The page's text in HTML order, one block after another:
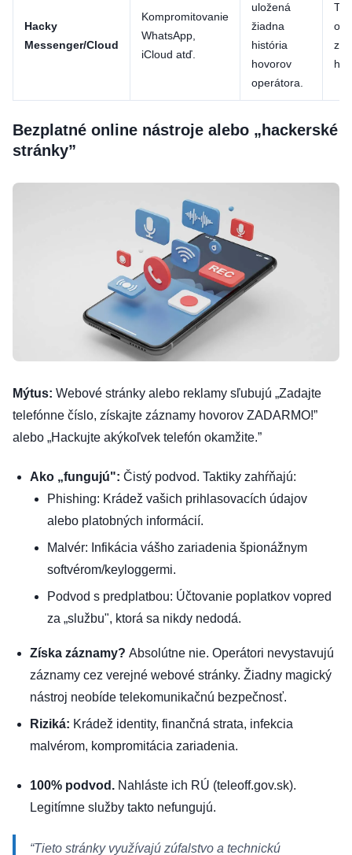
Hacky
Messenger/Cloud
Kompromitovanie
WhatsApp,
iCloud atď.
uložená
žiadna
história
hovorov
operátora.
z
Bezplatné online nástroje alebo „hackerské
stránky”
Mýtus: Webové stránky alebo reklamy sľubujú „Zadajte
telefónne číslo, získajte záznamy hovorov ZADARMO!”
alebo „Hackujte akýkoľvek telefón okamžite.”
Ako „fungujú": Čistý podvod. Taktiky zahŕňajú:
Phishing: Krádež vašich prihlasovacích údajov
alebo platobných informácií.
Malvér: Infikácia vášho zariadenia špionážnym
softvérom/keyloggermi.
Podvod s predplatbou: Účtovanie poplatkov vopred
za „službu", ktorá sa nikdy nedodá.
Získa záznamy? Absolútne nie. Operátori nevystavujú
záznamy cez verejné webové stránky. Žiadny magický
nástroj neobíde telekomunikačnú bezpečnosť.
Riziká: Krádež identity, finančná strata, infekcia
malvérom, kompromitácia zariadenia.
100% podvod. Nahláste ich RÚ (teleoff.gov.sk).
Legitímne služby takto nefungujú.
“Tieto stránky využívajú zúfalstvo a technickú